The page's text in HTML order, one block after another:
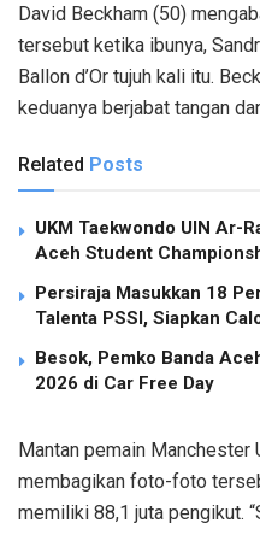
David Beckham (50)
tersebut ketika ibunya,
Ballon d’Or tujuh kali itu.
keduanya berjabat tangan
Related Posts
UKM Taekwondo UIN Ar-
Aceh Student
Persiraja Masukkan 18
Talenta PSSI, Siapkan
Besok, Pemko Banda
2026 di Car Free Day
Mantan pemain Manchester
membagikan foto-foto
memiliki 88,1 juta pengikut.